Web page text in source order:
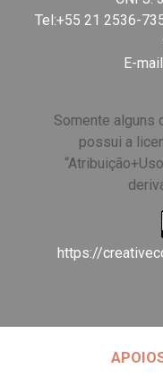
Tel:+55 21 2536-
E-
Somente alguns
possui a
https://